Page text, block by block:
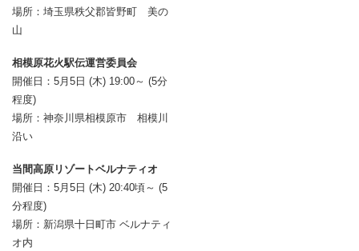
場所：埼玉県秩父郡皆野町 美の
山
相模原花火駅伝運営委員会
開催日：5月5日 (木) 19:00～ (5分
程度)
場所：神奈川県相模原市 相模川
沿い
当間高原リゾートベルナティオ
開催日：5月5日 (木) 20:40頃～ (5
分程度)
場所：新潟県十日町市 ベルナティ
オ内